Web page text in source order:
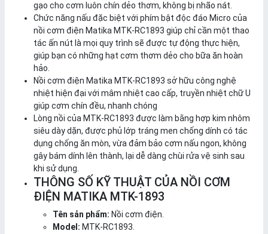
gạo cho cơm luôn chín dẻo thơm, không bị nhão nát.
Chức năng nấu đặc biệt với phím bật độc đáo Micro của
nồi cơm điện Matika MTK-RC1893 giúp chỉ cần một thao
tác ấn nút là mọi quy trình sẽ được tự động thực hiện,
giúp bạn có những hạt cơm thơm dẻo cho bữa ăn hoàn
hảo.
Nồi cơm điện Matika MTK-RC1893 sở hữu công nghệ
nhiệt hiện đại với mâm nhiệt cao cấp, truyền nhiệt chữ U
giúp cơm chín đều, nhanh chóng
Lòng nồi của MTK-RC1893 được làm bằng hợp kim nhôm
siêu dày dặn, được phủ lớp tráng men chống dính có tác
dụng chống ăn mòn, vừa đảm bảo cơm nấu ngon, không
gây bám dính lên thành, lại dễ dàng chùi rửa vệ sinh sau
khi sử dụng.
THÔNG SỐ KỸ THUẬT CỦA NỒI CƠM
ĐIỆN MATIKA MTK-1893
Tên sản phẩm: Nồi cơm điện.
Model: MTK-RC1893.